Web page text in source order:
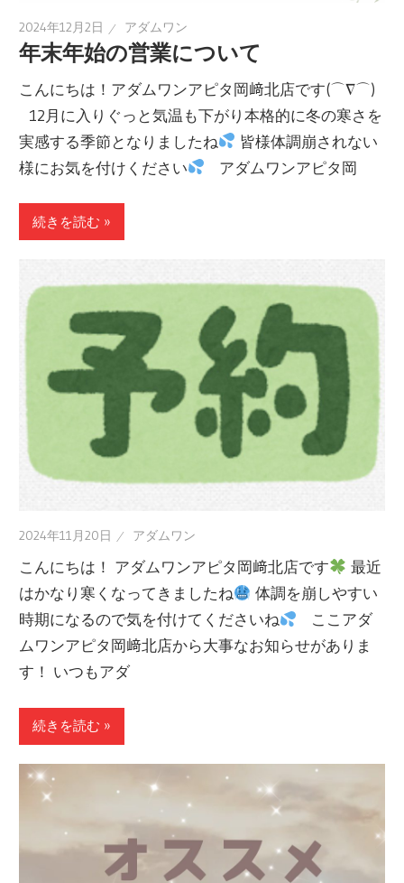
2024年12月2日 アダムワン
年末年始の営業について
こんにちは！アダムワンアピタ岡﨑北店です(⌒∇⌒)
12月に入りぐっと気温も下がり本格的に冬の寒さを
実感する季節となりましたね
皆様体調崩されない
様にお気を付けください
アダムワンアピタ岡
続きを読む »
2024年11月20日 アダムワン
こんにちは！ アダムワンアピタ岡﨑北店です
最近
はかなり寒くなってきましたね
体調を崩しやすい
時期になるので気を付けてくださいね
ここアダ
ムワンアピタ岡﨑北店から大事なお知らせがありま
す！ いつもアダ
続きを読む »